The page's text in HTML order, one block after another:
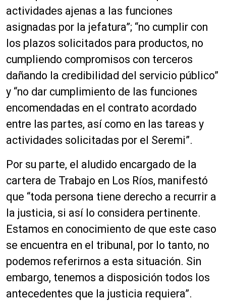
actividades ajenas a las funciones
asignadas por la jefatura”; “no cumplir con
los plazos solicitados para productos, no
cumpliendo compromisos con terceros
dañando la credibilidad del servicio público”
y “no dar cumplimiento de las funciones
encomendadas en el contrato acordado
entre las partes, así como en las tareas y
actividades solicitadas por el Seremi”.
Por su parte, el aludido encargado de la
cartera de Trabajo en Los Ríos, manifestó
que “toda persona tiene derecho a recurrir a
la justicia, si así lo considera pertinente.
Estamos en conocimiento de que este caso
se encuentra en el tribunal, por lo tanto, no
podemos referirnos a esta situación. Sin
embargo, tenemos a disposición todos los
antecedentes que la justicia requiera”.